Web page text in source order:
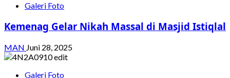
Galeri Foto
Kemenag Gelar Nikah Massal di Masjid Istiqlal
MAN Juni 28, 2025
Galeri Foto